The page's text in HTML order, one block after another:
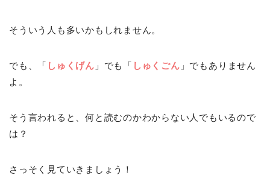
そういう人も多いかもしれません。
でも、「 しゅくげん 」でも「 しゅくごん 」でもありません
よ。
そう言われると、何と読むのかわからない人でもいるので
は？
さっそく見ていきましょう！